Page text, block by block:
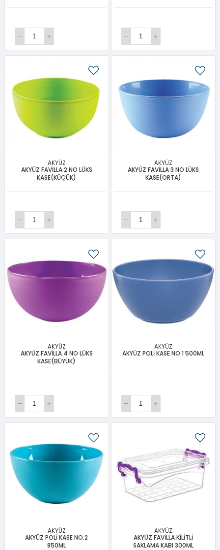
AKYÜZ
AKYÜZ FAVİLLA 2 NO LÜKS
KASE(KÜÇÜK)
AKYÜZ
AKYÜZ FAVİLLA 3 NO LÜKS
KASE(ORTA)
AKYÜZ
AKYÜZ FAVİLLA 4 NO LÜKS
KASE(BÜYÜK)
AKYÜZ
AKYÜZ POLİ KASE NO.1 500ML
AKYÜZ
AKYÜZ POLİ KASE NO.2
850ML
AKYÜZ
AKYÜZ FAVİLLA KİLİTLİ
SAKLAMA KABI 300ML